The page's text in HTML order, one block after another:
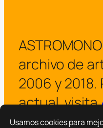
archivo de
2006 y 2018.
actual, visita